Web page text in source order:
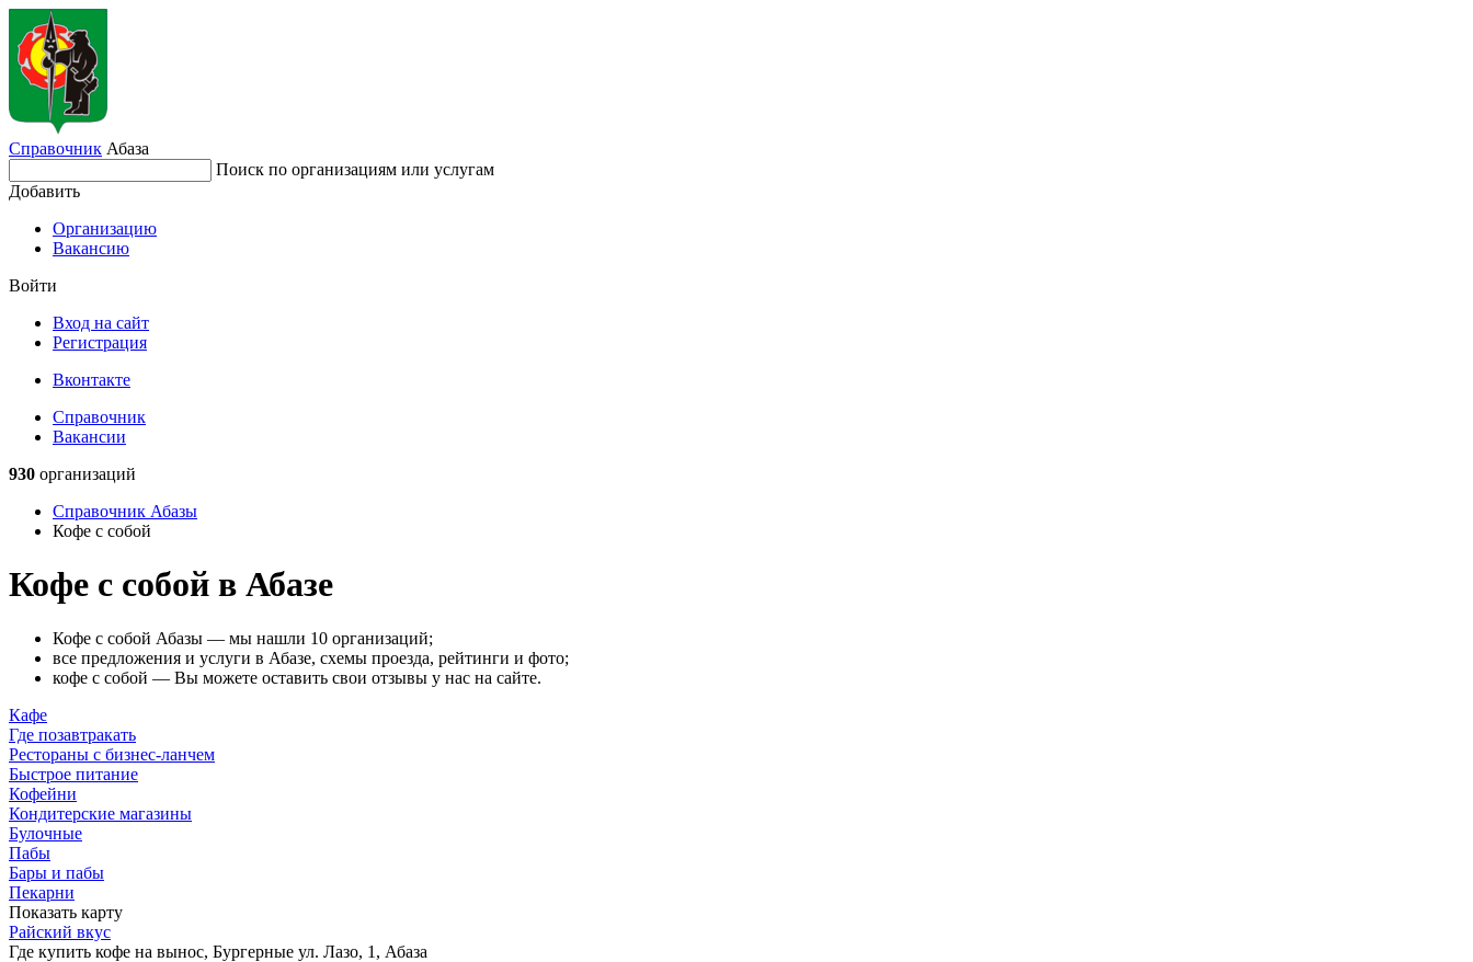
Справочник Абаза
Поиск по организациям или услугам
Добавить
Организацию
Вакансию
Войти
Вход на сайт
Регистрация
Вконтакте
Справочник
Вакансии
930 организаций
Справочник Абазы
Кофе с собой
Кофе с собой в Абазе
Кофе с собой Абазы — мы нашли 10 организаций;
все предложения и услуги в Абазе, схемы проезда, рейтинги и фото;
кофе с собой — Вы можете оставить свои отзывы у нас на сайте.
Кафе
Где позавтракать
Рестораны с бизнес-ланчем
Быстрое питание
Кофейни
Кондитерские магазины
Булочные
Пабы
Бары и пабы
Пекарни
Показать карту
Райский вкус
Где купить кофе на вынос, Бургерные ул. Лазо, 1, Абаза